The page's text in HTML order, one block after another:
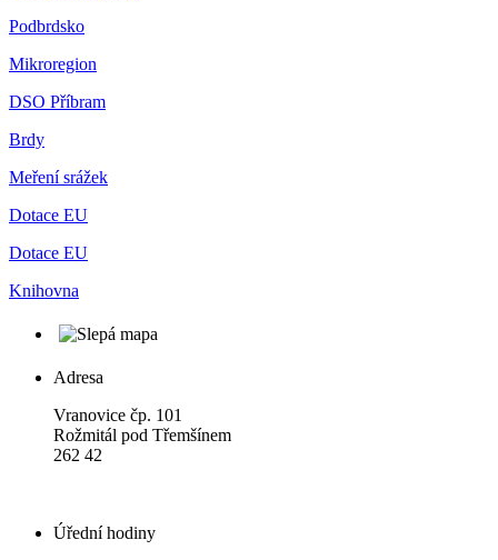
Podbrdsko
Mikroregion
DSO Příbram
Brdy
Meření srážek
Dotace EU
Dotace EU
Knihovna
Adresa
Vranovice čp. 101
Rožmitál pod Třemšínem
262 42
Úřední hodiny